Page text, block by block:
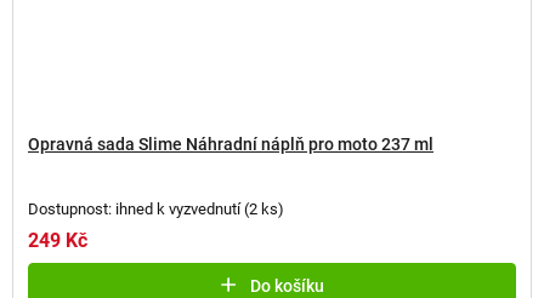
Opravná sada Slime Náhradní náplň pro moto 237 ml
Dostupnost: ihned k vyzvednutí(2 ks)
249 Kč
Do košíku